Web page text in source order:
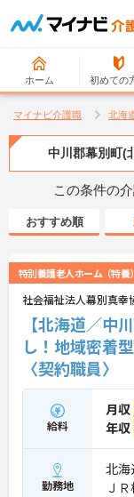
ホーム 初めての
マイナビ介護職 北海
中川郡幕別町(
この条件の
おすすめ順
特別養護老人ホーム（特養）
社会福祉法人幕別真幸
【北海道／中
し！地域密着
〈契約職員〉
給料
月収
年収
勤務地
北海
Ｊ